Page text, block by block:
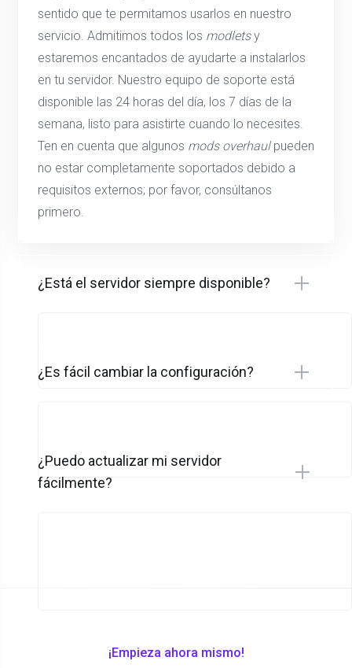
sentido que te permitamos usarlos en nuestro
servicio. Admitimos todos los modletsy
estaremos encantados de ayudarte a instalarlos
en tu servidor. Nuestro equipo de soporte está
disponible las 24 horas del día, los 7 días de la
semana, listo para asistirte cuando lo necesites.
Ten en cuenta que algunos mods overhaulpueden
no estar completamente soportados debido a
requisitos externos; por favor, consúltanos
primero.
¿Está el servidor siempre disponible?
¿Es fácil cambiar la configuración?
¿Puedo actualizar mi servidor
fácilmente?
¡Empieza ahora mismo!